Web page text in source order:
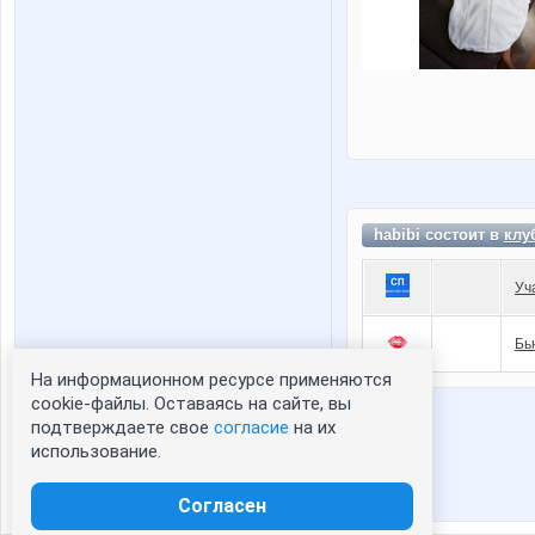
Статистика портрета:
сейчас просматривают портрет - 0
зарегистрированные пользователи
habibi состоит в
На информационном ресурсе применяются
cookie-файлы. Оставаясь на сайте, вы
подтверждаете свое согласие на их
использование.
Согласен